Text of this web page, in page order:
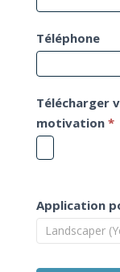
Téléphone
Télécharger
motivation *
Application